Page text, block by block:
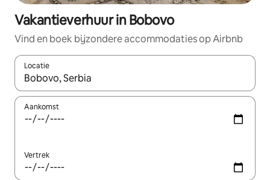
Vakantieverhuur in Bobovo
Vind en boek bijzondere accommodaties op Airbnb
Locatie
Wanneer er suggesties beschikbaar zijn, maak je een keuze
Aankomst
Vertrek